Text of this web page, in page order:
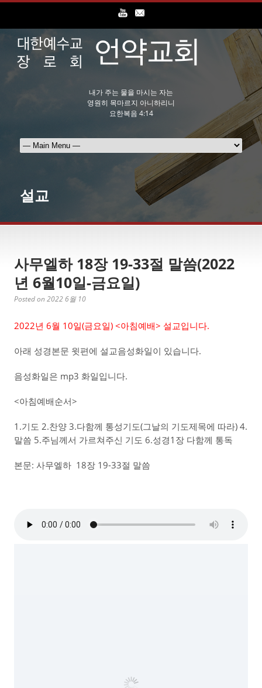
내가 주는 물을 마시는 자는
영원히 목마르지 아니하리니
요한복음 4:14
설교
사무엘하 18장 19-33절 말씀(2022
년 6월10일-금요일)
Posted on 2022 6월 10
2022년 6월 10일(금요일) <아침예배> 설교입니다.
아래 성경본문 윗편에 설교음성화일이 있습니다.
음성화일은 mp3 화일입니다.
<아침예배순서>
1.기도 2.찬양 3.다함께 통성기도(그날의 기도제목에 따라) 4.
말씀 5.주님께서 가르쳐주신 기도 6.성경1장 다함께 통독
본문: 사무엘하 18장 19-33절 말씀